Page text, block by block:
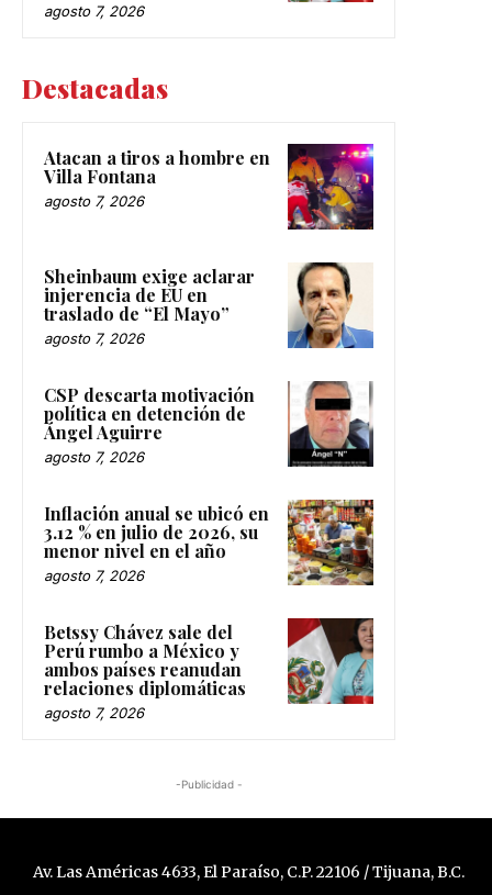
agosto 7, 2026
Destacadas
Atacan a tiros a hombre en
Villa Fontana
agosto 7, 2026
Sheinbaum exige aclarar
injerencia de EU en
traslado de “El Mayo”
agosto 7, 2026
CSP descarta motivación
política en detención de
Ángel Aguirre
agosto 7, 2026
Inflación anual se ubicó en
3.12 % en julio de 2026, su
menor nivel en el año
agosto 7, 2026
Betssy Chávez sale del
Perú rumbo a México y
ambos países reanudan
relaciones diplomáticas
agosto 7, 2026
-Publicidad -
Av. Las Américas 4633, El Paraíso, C.P. 22106 / Tijuana, B.C.